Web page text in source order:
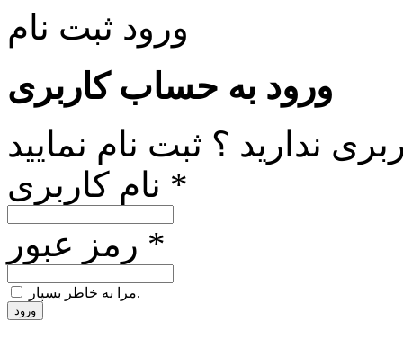
ورود ثبت نام
ورود به حساب کاربری
ندارید ؟ ثبت نام نمایید
نام کاربری *
رمز عبور *
مرا به خاطر بسپار.
ورود